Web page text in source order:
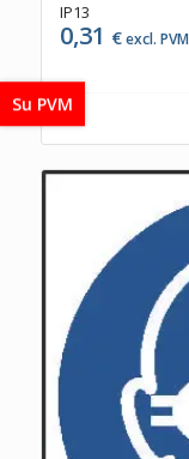
IP13
0,31 €excl. PVM
Su PVM